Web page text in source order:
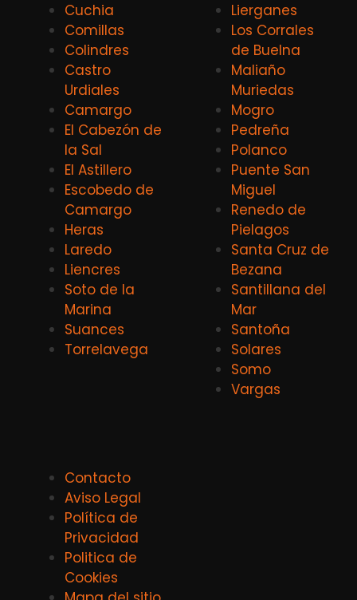
Cuchia
Comillas
Colindres
Castro
Urdiales
Camargo
El Cabezón de
la Sal
El Astillero
Escobedo de
Camargo
Heras
Laredo
Liencres
Soto de la
Marina
Suances
Torrelavega
Lierganes
Los Corrales
de Buelna
Maliaño
Muriedas
Mogro
Pedreña
Polanco
Puente San
Miguel
Renedo de
Pielagos
Santa Cruz de
Bezana
Santillana del
Mar
Santoña
Solares
Somo
Vargas
Contacto
Aviso Legal
Política de
Privacidad
Politica de
Cookies